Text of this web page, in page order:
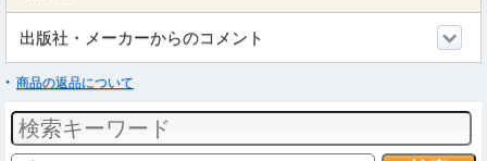
出版社・メーカーからのコメント
商品の返品について